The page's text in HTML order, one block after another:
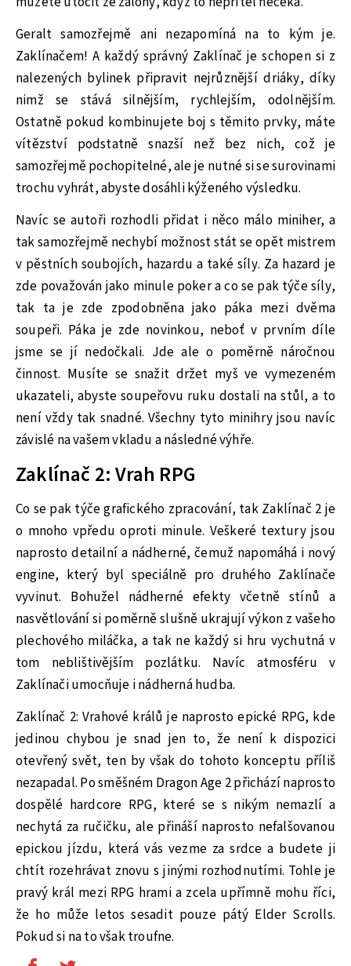
Geralt samozřejmě ani nezapomíná na to kým je.
Zaklínačem! A každý správný Zaklínač je schopen si z
nalezených bylinek připravit nejrůznější driáky, díky
nimž se stává silnějším, rychlejším, odolnějším.
Ostatně pokud kombinujete boj s těmito prvky, máte
vítězství podstatně snazší než bez nich, což je
samozřejmě pochopitelné, ale je nutné si se surovinami
trochu vyhrát, abyste dosáhli kýženého výsledku.
Navíc se autoři rozhodli přidat i něco málo miniher, a
tak samozřejmě nechybí možnost stát se opět mistrem
v pěstních soubojích, hazardu a také síly. Za hazard je
zde považován jako minule poker a co se pak týče síly,
tak ta je zde zpodobněna jako páka mezi dvěma
soupeři. Páka je zde novinkou, neboť v prvním díle
jsme se jí nedočkali. Jde ale o poměrně náročnou
činnost. Musíte se snažit držet myš ve vymezeném
ukazateli, abyste soupeřovu ruku dostali na stůl, a to
není vždy tak snadné. Všechny tyto minihry jsou navíc
závislé na vašem vkladu a následné výhře.
Zaklínač 2: Vrah RPG
Co se pak týče grafického zpracování, tak Zaklínač 2 je
o mnoho vpředu oproti minule. Veškeré textury jsou
naprosto detailní a nádherné, čemuž napomáhá i nový
engine, který byl speciálně pro druhého Zaklínače
vyvinut. Bohužel nádherné efekty včetně stínů a
nasvětlování si poměrně slušně ukrajují výkon z vašeho
plechového miláčka, a tak ne každý si hru vychutná v
tom neblištivějším pozlátku. Navíc atmosféru v
Zaklínači umocňuje i nádherná hudba.
Zaklínač 2: Vrahové králů je naprosto epické RPG, kde
jedinou chybou je snad jen to, že není k dispozici
otevřený svět, ten by však do tohoto konceptu příliš
nezapadal. Po směšném Dragon Age 2 přichází naprosto
dospělé hardcore RPG, které se s nikým nemazlí a
nechytá za ručičku, ale přináší naprosto nefalšovanou
epickou jízdu, která vás vezme za srdce a budete ji
chtít rozehrávat znovu s jinými rozhodnutími. Tohle je
pravý král mezi RPG hrami a zcela upřímně mohu říci,
že ho může letos sesadit pouze pátý Elder Scrolls.
Pokud si na to však troufne.